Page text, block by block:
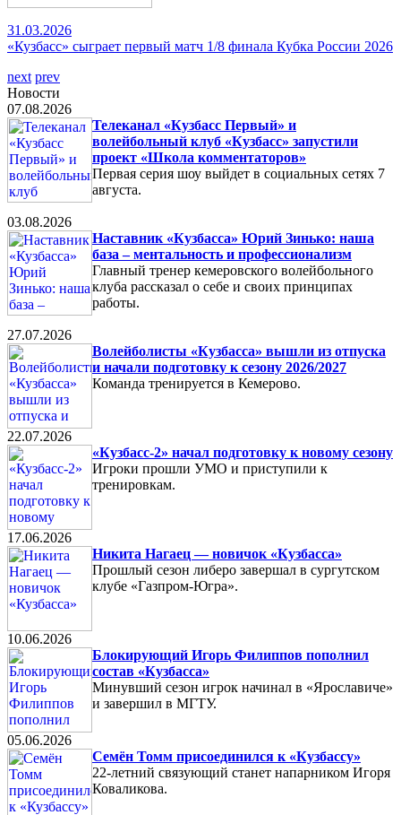
31.03.2026
«Кузбасс» сыграет первый матч 1/8 финала Кубка России 2026
next prev
Новости
07.08.2026
Телеканал «Кузбасс Первый» и
волейбольный клуб «Кузбасс» запустили
проект «Школа комментаторов»
Первая серия шоу выйдет в социальных сетях 7
августа.
03.08.2026
Наставник «Кузбасса» Юрий Зинько: наша
база – ментальность и профессионализм
Главный тренер кемеровского волейбольного
клуба рассказал о себе и своих принципах
работы.
27.07.2026
Волейболисты «Кузбасса» вышли из отпуска
и начали подготовку к сезону 2026/2027
Команда тренируется в Кемерово.
22.07.2026
«Кузбасс-2» начал подготовку к новому сезону
Игроки прошли УМО и приступили к
тренировкам.
17.06.2026
Никита Нагаец — новичок «Кузбасса»
Прошлый сезон либеро завершал в сургутском
клубе «Газпром-Югра».
10.06.2026
Блокирующий Игорь Филиппов пополнил
состав «Кузбасса»
Минувший сезон игрок начинал в «Ярославиче»
и завершил в МГТУ.
05.06.2026
Семён Томм присоединился к «Кузбассу»
22-летний связующий станет напарником Игоря
Коваликова.